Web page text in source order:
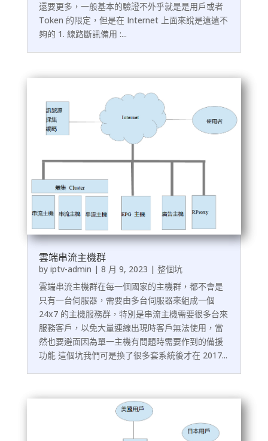
還要更多，一般基本的驗證不外乎就是是用戶或者
Token 的限定，但是在 Internet 上面來說是遠遠不
夠的 1. 線路斷訊備用 :...
雲端串流主機群
by iptv-admin | 8 月 9, 2023 | 整個坑
雲端串流主機群在每一個國家的主機群，都不會是
只有一台伺服器，需要由多台伺服器來組成一個
24x7 的主機服務群，特別是串流主機需要很多台來
服務客戶，以免大量連線出現時客戶無法使用，當
然也要避面因為單一主機有問題時需要作到的備援
功能 這個坑我們可是換了很多套系統後才在 2017...